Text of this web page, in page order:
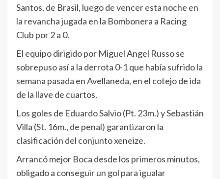
Santos, de Brasil, luego de vencer esta noche en
la revancha jugada en la Bombonera a Racing
Club por 2 a 0.
El equipo dirigido por Miguel Angel Russo se
sobrepuso así a la derrota 0-1 que había sufrido la
semana pasada en Avellaneda, en el cotejo de ida
de la llave de cuartos.
Los goles de Eduardo Salvio (Pt. 23m.) y Sebastián
Villa (St. 16m., de penal) garantizaron la
clasificación del conjunto xeneize.
Arrancó mejor Boca desde los primeros minutos,
obligado a conseguir un gol para igualar